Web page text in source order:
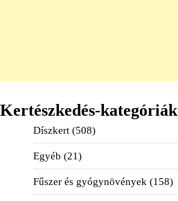
Kertészkedés-kategóriák
Díszkert (508)
Egyéb (21)
Fűszer és gyógynövények (158)